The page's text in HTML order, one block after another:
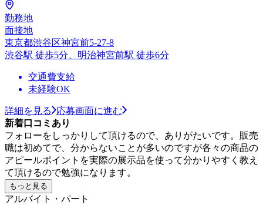
勤務地
面接地
東京都渋谷区神宮前5-27-8
渋谷駅 徒歩5分、明治神宮前駅 徒歩6分
交通費支給
未経験OK
詳細を見る
応募画面に進む
新着口コミあり
フォローをしっかりして頂けるので、ありがたいです。販売
職は初めてで、分からないことが多いのですが各々の商品の
アピールポイントを実際の展示品を使って分かりやすく教え
て頂けるので勉強になります。
もっと見る
アルバイト・パート